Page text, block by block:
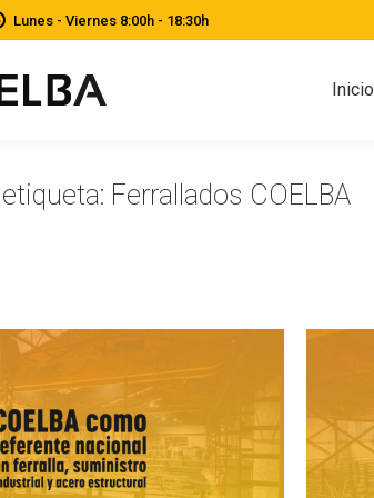
Lunes - Viernes 8:00h - 18:30h
Inicio
Ferrallados COELBA